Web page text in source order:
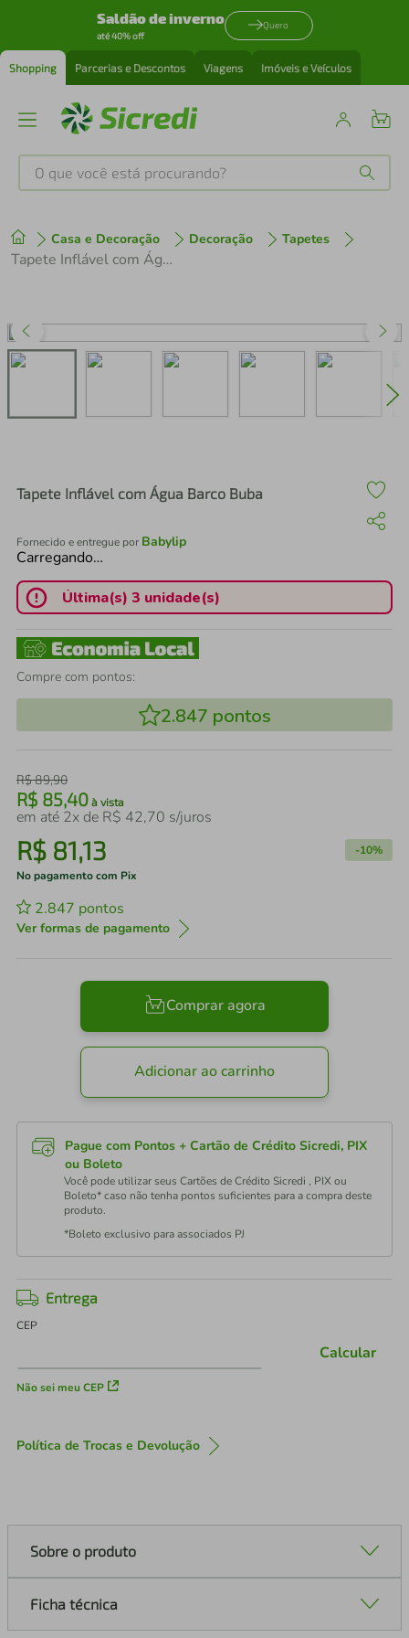
Saldão de inverno
até 40% off
Quero
Shopping Parcerias e Descontos Viagens Imóveis e Veículos
O que você está procurando?
Casa e Decoração Decoração Tapetes
Tapete Inflável com Água Barco Buba
Tapete Inflável com Água Barco Buba
Fornecido e entregue por Babylip
Carregando…
Última(s) 3 unidade(s)
Compre com pontos:
2.847 pontos
R$89,90
R$ 85,40 à vista
em até 2x de R$ 42,70 s/juros
R$ 81,13 -10%
No pagamento com Pix
2.847 pontos
Ver formas de pagamento
Comprar agora
Adicionar ao carrinho
Pague com Pontos + Cartão de Crédito Sicredi, PIX
ou Boleto
Você pode utilizar seus Cartões de Crédito Sicredi , PIX ou
Boleto* caso não tenha pontos suficientes para a compra deste
produto.
*Boleto exclusivo para associados PJ
Entrega
CEP
Não sei meu CEP
Calcular
Política de Trocas e Devolução
Sobre o produto
Ficha técnica
1º tenis
perfume